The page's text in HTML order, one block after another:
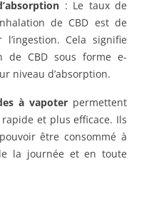
: Le taux de
de CBD est de
Cela signifie
de CBD sous forme e-
niveau d’absorption.
à vapoter permettent
et plus efficace. Ils
être consommé à
la journée et en toute